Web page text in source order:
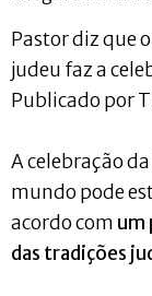
Pastor diz que
judeu faz a
Publicado por
A celebração
mundo pode
acordo com um
das tradições